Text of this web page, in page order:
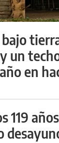
bajo
un
en
119